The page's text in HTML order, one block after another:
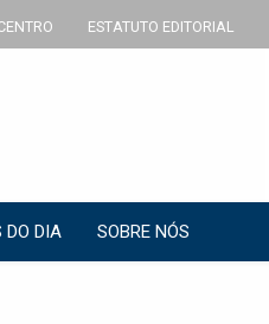
ESTATUTO EDITORIAL
DO DIA SOBRE NÓS